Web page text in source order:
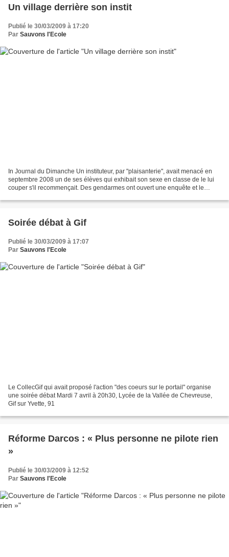
Un village derrière son instit
Publié le 30/03/2009 à 17:20
Par Sauvons l'Ecole
In Journal du Dimanche Un instituteur, par "plaisanterie", avait menacé en
septembre 2008 un de ses élèves qui exhibait son sexe en classe de le lui
couper s'il recommençait. Des gendarmes ont ouvert une enquête et le
Soirée débat à Gif
Publié le 30/03/2009 à 17:07
Par Sauvons l'Ecole
Le CollecGif qui avait proposé l'action "des coeurs sur le portail" organise
une soirée débat Mardi 7 avril à 20h30, Lycée de la Vallée de Chevreuse,
Gif sur Yvette, 91
Réforme Darcos : « Plus personne ne pilote rien
»
Publié le 30/03/2009 à 12:52
Par Sauvons l'Ecole